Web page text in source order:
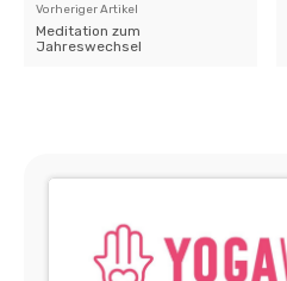
Vorheriger Artikel
Meditation zum
Jahreswechsel